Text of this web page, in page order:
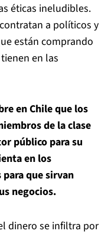
éticas ineludibles.
a políticos y
están comprando
en las
en Chile que los
de la clase
público para su
en los
que sirvan
negocios.
dinero se infiltra por